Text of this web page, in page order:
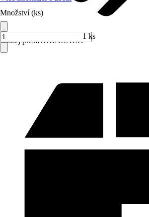
Prodej přes:HORNBACH
Množství (ks)
1 ks